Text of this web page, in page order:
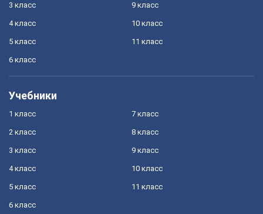
3 класс
4 класс
5 класс
6 класс
9 класс
10 класс
11 класс
Учебники
1 класс
2 класс
3 класс
4 класс
5 класс
6 класс
7 класс
8 класс
9 класс
10 класс
11 класс